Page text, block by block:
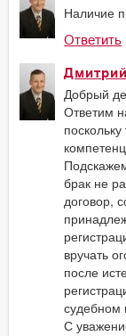
Наличие
Ответить
Дмитрий
Добрый
Ответим
брак не
договор,
вручать
после
судебном
С